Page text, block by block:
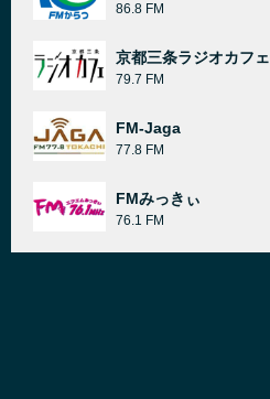
86.8 FM
京都三条ラジオカフェ
79.7 FM
FM-Jaga
77.8 FM
FMみっきぃ
76.1 FM